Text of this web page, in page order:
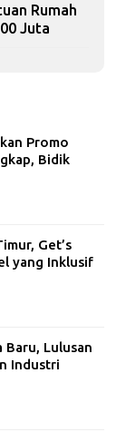
Rumah
Juta
Promo
Bidik
Get’s
yang Inklusif
Baru, Lulusan
Industri